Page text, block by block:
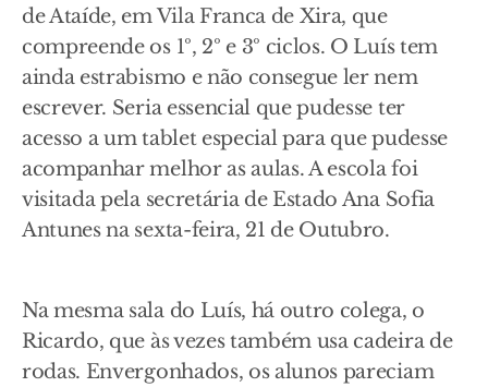
de Ataíde, em Vila Franca de Xira, que
compreende os 1º, 2º e 3º ciclos. O Luís tem
ainda estrabismo e não consegue ler nem
escrever. Seria essencial que pudesse ter
acesso a um tablet especial para que pudesse
acompanhar melhor as aulas. A escola foi
visitada pela secretária de Estado Ana Sofia
Antunes na sexta-feira, 21 de Outubro.
Na mesma sala do Luís, há outro colega, o
Ricardo, que às vezes também usa cadeira de
rodas. Envergonhados, os alunos pareciam